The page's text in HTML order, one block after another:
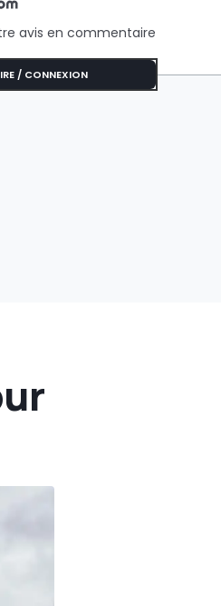
avis en commentaire
/ CONNEXION